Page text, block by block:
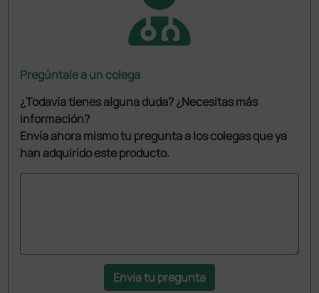
Pregúntale a un colega
¿Todavía tienes alguna duda? ¿Necesitas más
información?
Envía ahora mismo tu pregunta a los colegas que ya
han adquirido este producto.
Envía tu pregunta